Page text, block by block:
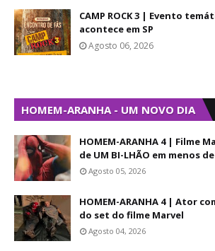
CAMP ROCK 3 | Evento
acontece em SP
Agosto 06, 2026
HOMEM-ARANHA - UM NOVO DIA
HOMEM-ARANHA 4 | Filme
de UM BI-LHÃO em menos
Agosto 05, 2026
HOMEM-ARANHA 4 | Ator
do set do filme Marvel
Agosto 04, 2026